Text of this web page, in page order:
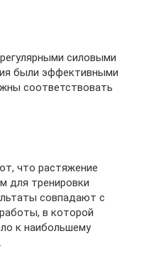
силовыми
были эффективными
соответствовать
что растяжение
для тренировки
совпадают с
в которой
к наибольшему